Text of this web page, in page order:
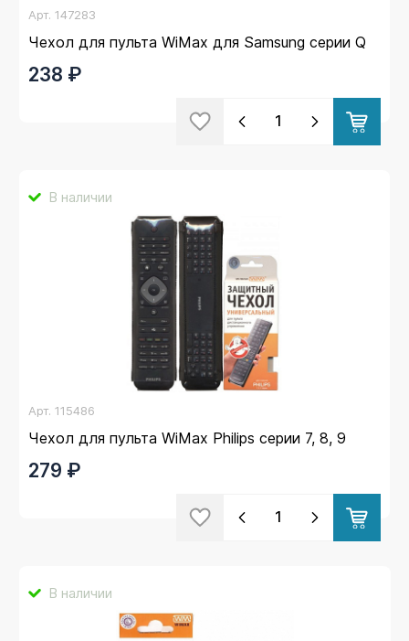
Арт. 147283
Чехол для пульта WiMax для Samsung серии Q
238 ₽
В наличии
Арт. 115486
Чехол для пульта WiMax Philips серии 7, 8, 9
279 ₽
В наличии